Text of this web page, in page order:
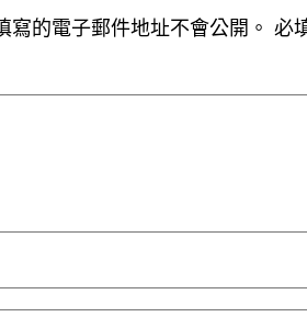
寫的電子郵件地址不會公開。 必